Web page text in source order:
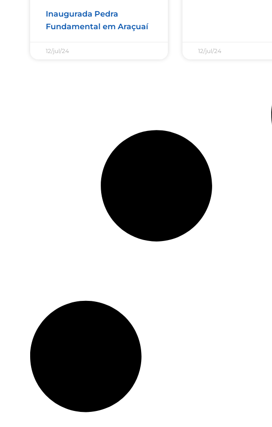
Inaugurada Pedra
Fundamental em Araçuaí
12/jul/24 12/jul/24